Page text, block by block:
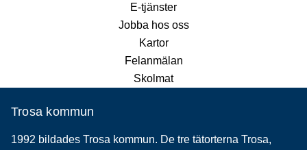
E-tjänster
Jobba hos oss
Kartor
Felanmälan
Skolmat
Trosa kommun
1992 bildades Trosa kommun. De tre tätorterna Trosa,